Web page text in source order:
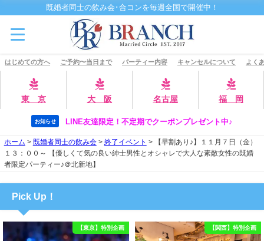
既婚者同士の飲み会･合コンを毎週全国で開催中！
はじめての方へ ご予約〜当日まで パーティー内容 キャンセルについて よく
東 京 大 阪 名古屋 福 岡
お知らせ LINE友達限定！不定期でクーポンプレゼント中♪
ホーム > 既婚者同士の飲み会> 終了イベント >
【早割あり♪】１１月７日（金）
１３：００～ 【優しくて気の良い紳士男性とオシャレで大人な素敵女性の既婚
者限定パーティー♪＠北新地】
Pick Up！
【東京】特別企画 【関西】特別企画